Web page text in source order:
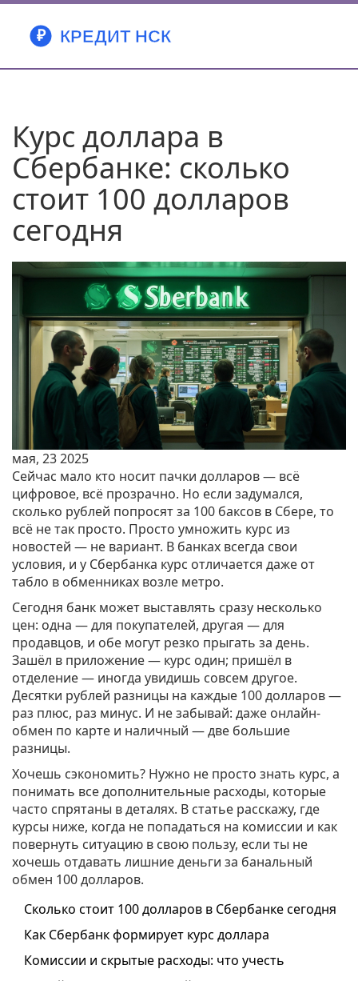
Курс доллара в
Сбербанке: сколько
стоит 100 долларов
сегодня
мая, 23 2025
Сейчас мало кто носит пачки долларов — всё
цифровое, всё прозрачно. Но если задумался,
сколько рублей попросят за 100 баксов в Сбере, то
всё не так просто. Просто умножить курс из
новостей — не вариант. В банках всегда свои
условия, и у Сбербанка курс отличается даже от
табло в обменниках возле метро.
Сегодня банк может выставлять сразу несколько
цен: одна — для покупателей, другая — для
продавцов, и обе могут резко прыгать за день.
Зашёл в приложение — курс один; пришёл в
отделение — иногда увидишь совсем другое.
Десятки рублей разницы на каждые 100 долларов —
раз плюс, раз минус. И не забывай: даже онлайн-
обмен по карте и наличный — две большие
разницы.
Хочешь сэкономить? Нужно не просто знать курс, а
понимать все дополнительные расходы, которые
часто спрятаны в деталях. В статье расскажу, где
курсы ниже, когда не попадаться на комиссии и как
повернуть ситуацию в свою пользу, если ты не
хочешь отдавать лишние деньги за банальный
обмен 100 долларов.
Сколько стоит 100 долларов в Сбербанке сегодня
Как Сбербанк формирует курс доллара
Комиссии и скрытые расходы: что учесть